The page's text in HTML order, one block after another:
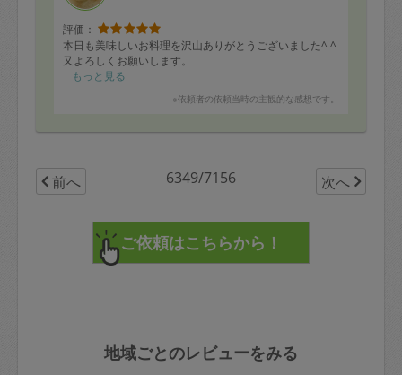
評価：
本日も美味しいお料理を沢山ありがとうございました^ ^
又よろしくお願いします。
もっと見る
※依頼者の依頼当時の主観的な感想です。
前へ 6349/7156 次へ
地域ごとのレビューをみる